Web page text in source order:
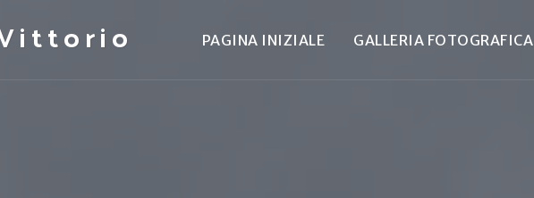
PAGINA INIZIALE GALLERIA FOTOGRAFICA